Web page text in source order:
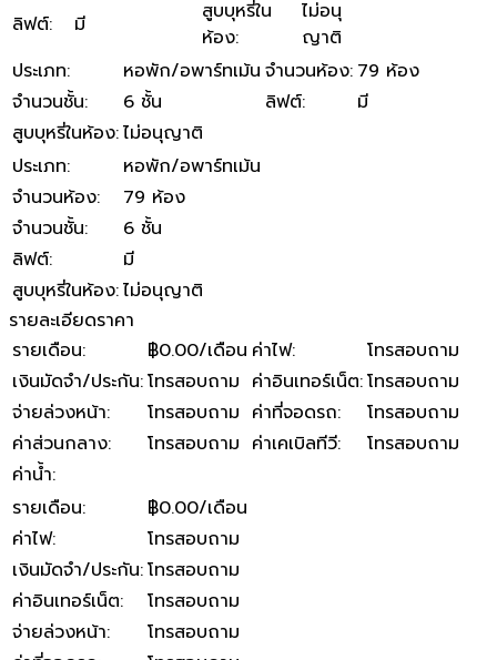
ลิฟต์: มี
สูบบุหรี่ใน
ห้อง:
ไม่อนุ
ญาติ
ประเภท: หอพัก/อพาร์ทเม้น จำนวนห้อง: 79 ห้อง
จำนวนชั้น: 6 ชั้น ลิฟต์:
มี
สูบบุหรี่ในห้อง:ไม่อนุญาติ
ประเภท:
หอพัก/อพาร์ทเม้น
จำนวนห้อง:
79 ห้อง
จำนวนชั้น:
6 ชั้น
ลิฟต์:
มี
สูบบุหรี่ในห้อง:ไม่อนุญาติ
รายละเอียดราคา
รายเดือน: ฿0.00/เดือน ค่าไฟ:
โทรสอบถาม
เงินมัดจำ/ประกัน:โทรสอบถาม ค่าอินเทอร์เน็ต:โทรสอบถาม
จ่ายล่วงหน้า: โทรสอบถาม ค่าที่จอดรถ:
โทรสอบถาม
ค่าส่วนกลาง: โทรสอบถาม ค่าเคเบิลทีวี:
โทรสอบถาม
ค่าน้ำ:
รายเดือน:
฿0.00/เดือน
ค่าไฟ:
โทรสอบถาม
เงินมัดจำ/ประกัน:โทรสอบถาม
ค่าอินเทอร์เน็ต:
โทรสอบถาม
จ่ายล่วงหน้า:
โทรสอบถาม